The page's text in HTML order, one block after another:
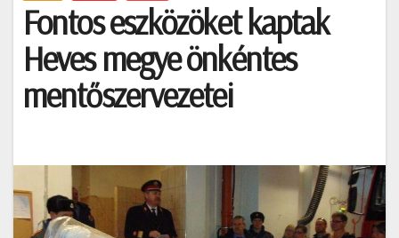
Fontos eszközöket kaptak
Heves megye önkéntes
mentőszervezetei